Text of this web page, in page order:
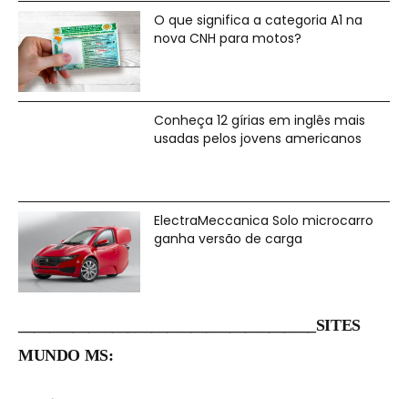
O que significa a categoria A1 na
nova CNH para motos?
Conheça 12 gírias em inglês mais
usadas pelos jovens americanos
ElectraMeccanica Solo microcarro
ganha versão de carga
______________________________________SITES
MUNDO MS: